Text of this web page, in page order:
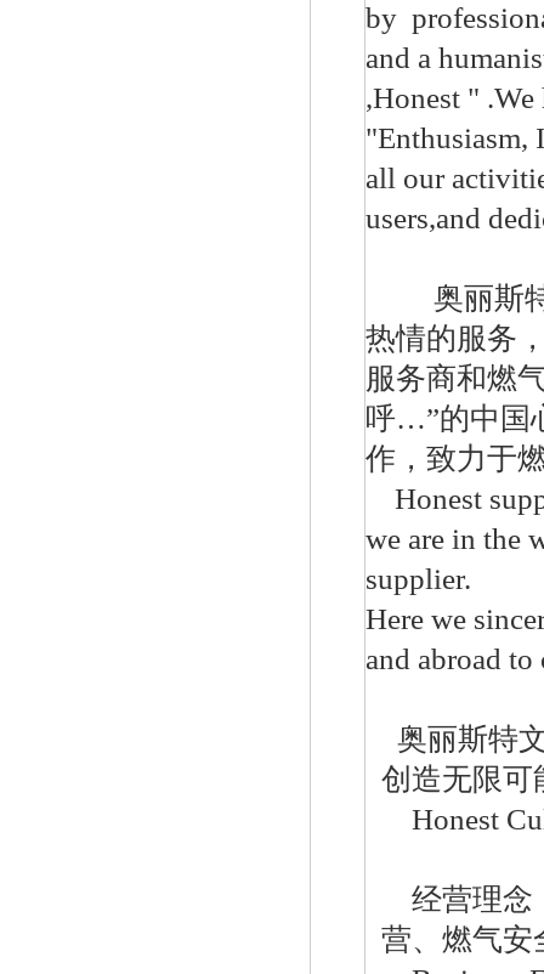
by
and a
,Honest "
all our
users,and
奥丽斯
热情的服务
服务商和燃
呼…”的中国
作 ，致力于
Honest
we are in the
supplier.
Here we
and abroad
奥丽斯特
创造无限可
Honest
经营理念
营、燃气安